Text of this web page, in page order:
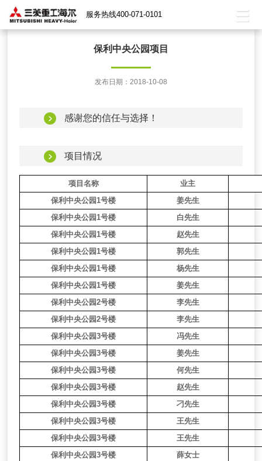
服务热线400-071-0101
保利中央公园项目
发布日期：2018-10-08
感谢您的信任与选择！
项目情况
项目名称
业主
保利中央公园1号楼
姜先生
保利中央公园1号楼
白先生
保利中央公园1号楼
赵先生
保利中央公园1号楼
郭先生
保利中央公园1号楼
杨先生
保利中央公园1号楼
姜先生
保利中央公园2号楼
李先生
保利中央公园2号楼
李先生
保利中央公园3号楼
冯先生
保利中央公园3号楼
姜先生
保利中央公园3号楼
何先生
保利中央公园3号楼
赵先生
保利中央公园3号楼
刁先生
保利中央公园3号楼
王先生
保利中央公园3号楼
王先生
保利中央公园3号楼
薛女士